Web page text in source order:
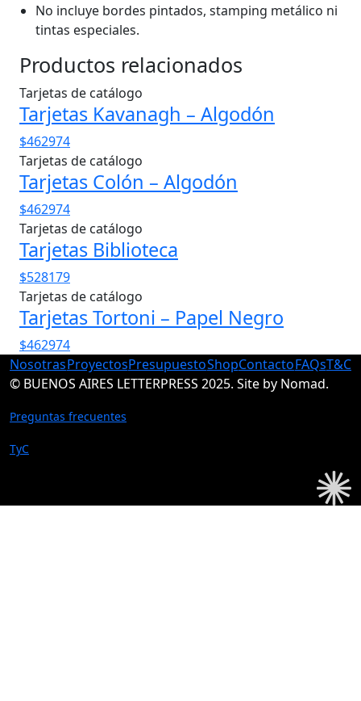
No incluye bordes pintados, stamping metálico ni
tintas especiales.
Productos relacionados
Tarjetas de catálogo
Tarjetas Kavanagh – Algodón
$462974
Tarjetas de catálogo
Tarjetas Colón – Algodón
$462974
Tarjetas de catálogo
Tarjetas Biblioteca
$528179
Tarjetas de catálogo
Tarjetas Tortoni – Papel Negro
$462974
NosotrasProyectosPresupuestoShopContactoFAQsT&C
© BUENOS AIRES LETTERPRESS 2025. Site by Nomad.
Preguntas frecuentes
TyC